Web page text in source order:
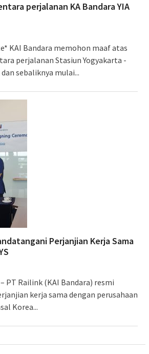
perjalanan KA Bandara YIA
KAI Bandara memohon maaf atas
perjalanan Stasiun Yogyakarta -
sebaliknya mulai...
Perjanjian Kerja Sama
PT Railink (KAI Bandara) resmi
kerja sama dengan perusahaan
Korea...